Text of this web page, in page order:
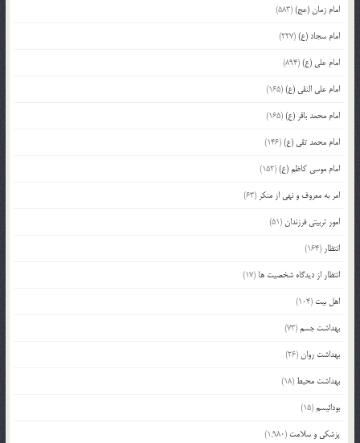
امام زمان (عج)(583)
امام سجاد (ع)(227)
امام علی (ع)(894)
امام علی النقی (ع)(165)
امام محمد باقر (ع)(165)
امام محمد تقی (ع)(146)
امام موسی کاظم (ع)(152)
امر به معروف و نهی از منکر (63)
امور تربیتی فرزندان(51)
انتظار (164)
انتظار از دیدگاه شخصیت ها (17)
اهل بیت (104)
بهداشت جسم(73)
بهداشت روان(26)
بهداشت محیط (18)
بودائیسم(15)
پزشکی و سلامت (1,980)